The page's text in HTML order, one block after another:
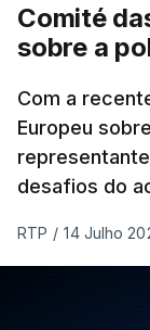
Comité
sobre a
Com a
Europeu
desafios do
RTP / 14 Julho